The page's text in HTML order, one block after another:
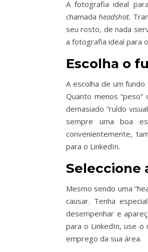
A fotografia ideal
chamadaheadshot.
seu rosto, de nada
a fotografia ideal para
Escolha o
A escolha de um
Quanto menos
demasiado “ruído
sempre uma boa
convenientemente,
para o LinkedIn.
Seleccione
Mesmo sendo uma
causar. Tenha
desempenhar e
para o LinkedIn, use o
emprego da sua área.